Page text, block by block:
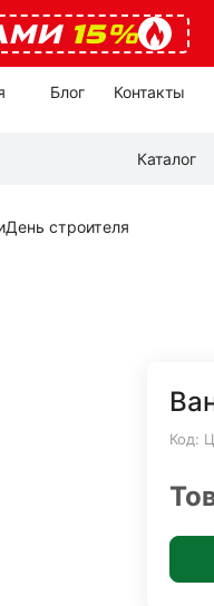
15%
Блог Контакты
Каталог
День строителя
Код: